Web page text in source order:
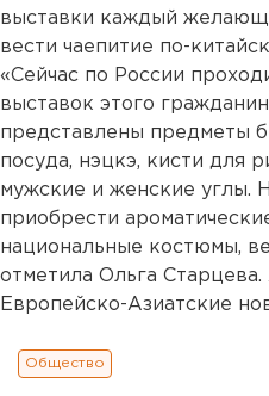
выставки каждый
вести чаепитие по-
«Сейчас по России
выставок этого
представлены предметы
посуда, нэцкэ, кисти для
мужские и женские углы.
приобрести
национальные костюмы,
отметила Ольга
Европейско-Азиатские
Общество